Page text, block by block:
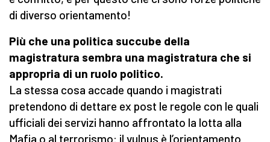
di diverso orientamento!
Più che una politica succube della
magistratura sembra una magistratura che si
appropria di un ruolo politico.
La stessa cosa accade quando i magistrati
pretendono di dettare ex post le regole con le quali
ufficiali dei servizi hanno affrontato la lotta alla
Mafia o al terrorismo: il vulnus è l’orientamento